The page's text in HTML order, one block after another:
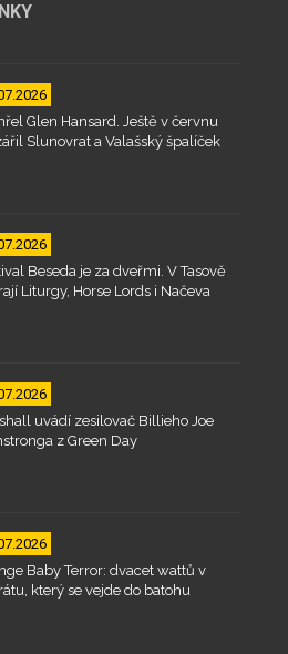
Glen Hansard. Ještě v červnu
Slunovrat a Valašský špalíček
Beseda je za dveřmi. V Tasově
Liturgy, Horse Lords i Načeva
uvádí zesilovač Billieho Joe
z Green Day
Baby Terror: dvacet wattů v
který se vejde do batohu